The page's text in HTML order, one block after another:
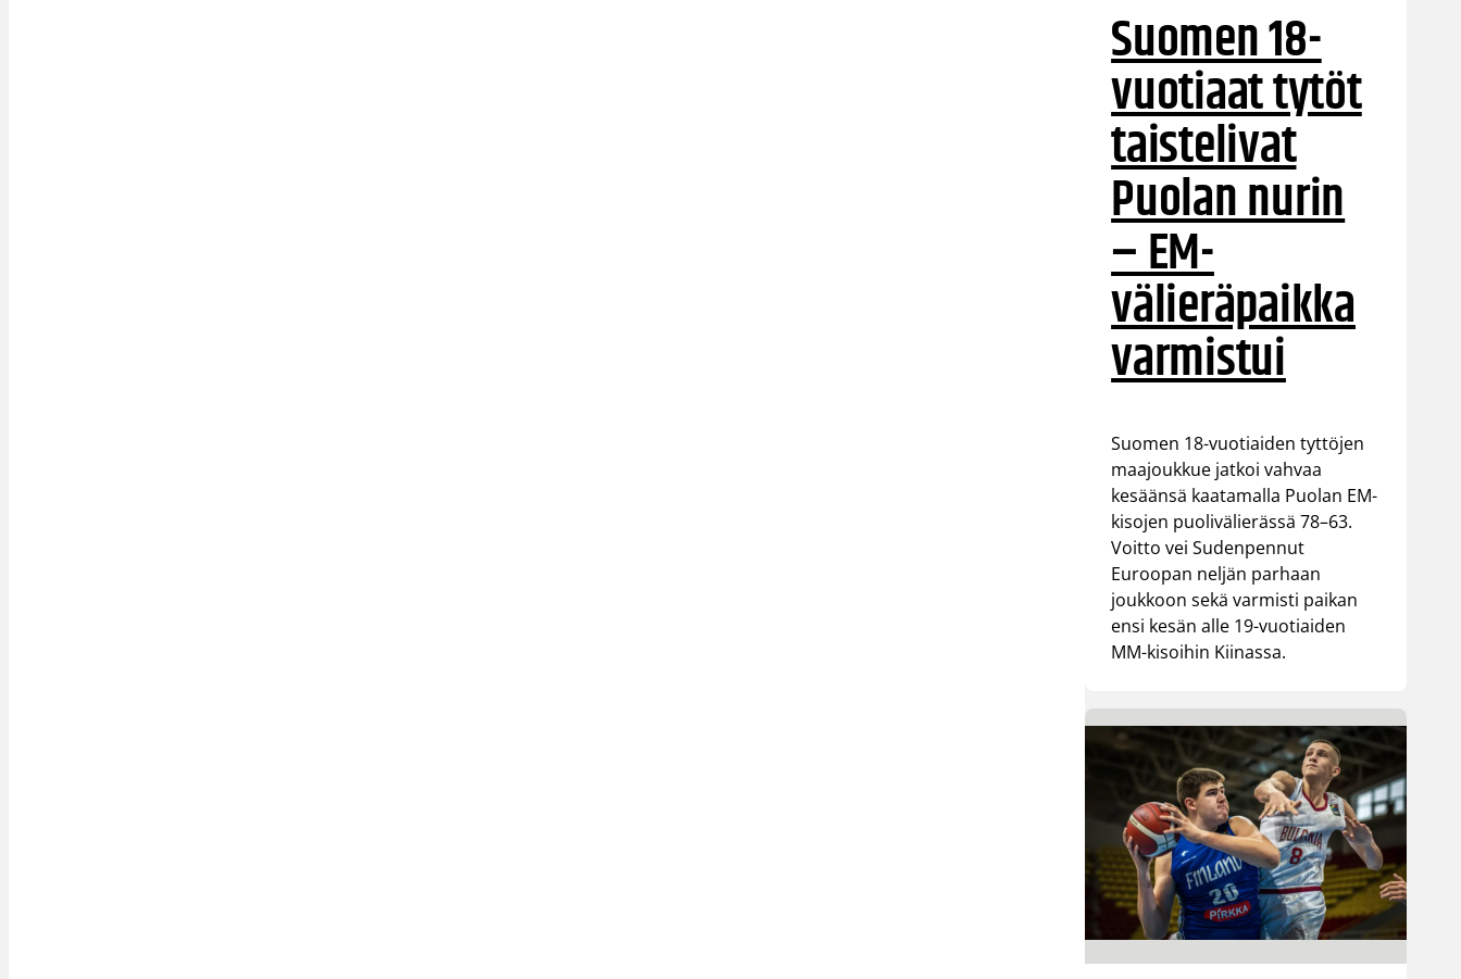
Suomen 18-
vuotiaat tytöt
taistelivat
Puolan nurin
– EM-
välieräpaikka
varmistui
Suomen 18-vuotiaiden tyttöjen
maajoukkue jatkoi vahvaa
kesäänsä kaatamalla Puolan EM-
kisojen puolivälierässä 78–63.
Voitto vei Sudenpennut
Euroopan neljän parhaan
joukkoon sekä varmisti paikan
ensi kesän alle 19-vuotiaiden
MM-kisoihin Kiinassa.